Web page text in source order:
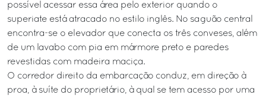
possível acessar essa área pelo exterior quando o
superiate está atracado no estilo inglês. No saguão central
encontra-se o elevador que conecta os três conveses, além
de um lavabo com pia em mármore preto e paredes
revestidas com madeira maciça.
O corredor direito da embarcação conduz, em direção à
proa, à suíte do proprietário, à qual se tem acesso por uma